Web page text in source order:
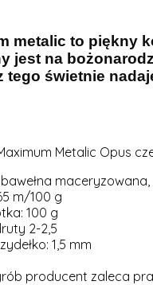
metalic to piękny
jest na
tego świetnie
Metalic Opus
bawełna
m/100 g
100 g
2-2,5
1,5 mm
producent zaleca